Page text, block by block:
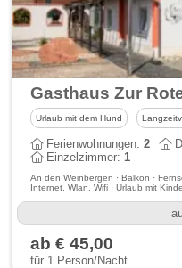
Gasthaus Zur
Urlaub mit dem Hund
Ferienwohnungen:2
Einzelzimmer:1
An den Weinbergen · Balkon ·
Internet, Wlan, Wifi · Urlaub mit
ab € 45,00
für 1 Person/Nacht